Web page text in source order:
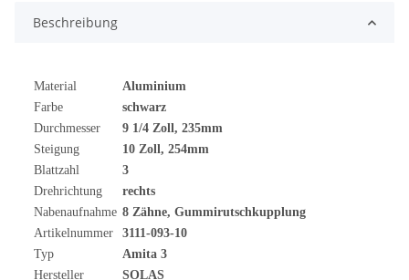
Beschreibung
Material
Aluminium
Farbe
schwarz
Durchmesser
9 1/4 Zoll, 235mm
Steigung
10 Zoll, 254mm
Blattzahl
3
Drehrichtung
rechts
Nabenaufnahme 8 Zähne, Gummirutschkupplung
Artikelnummer
3111-093-10
Typ
Amita 3
Hersteller
SOLAS